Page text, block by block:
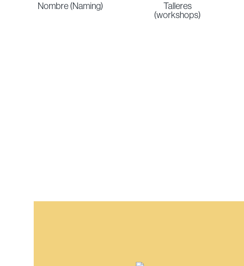
Nombre (Naming)
Talleres
(workshops)